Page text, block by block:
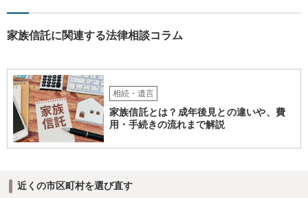
家族信託に関連する法律相談コラム
相続・遺言
家族信託とは？成年後見との違いや、費
用・手続きの流れまで解説
近くの市区町村を選び直す